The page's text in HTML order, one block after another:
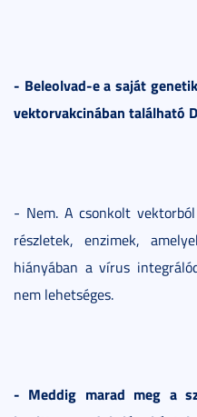
- Beleolvad-e a saját
vektorvakcinában található
- Nem. A csonkolt
részletek, enzimek,
hiányában a vírus
nem lehetséges.
- Meddig marad meg a